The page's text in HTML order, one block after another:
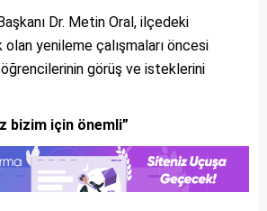
Dr. Metin Oral, ilçedeki
olan yenileme çalışmaları öncesi
görüş ve isteklerini
bizim için önemli”